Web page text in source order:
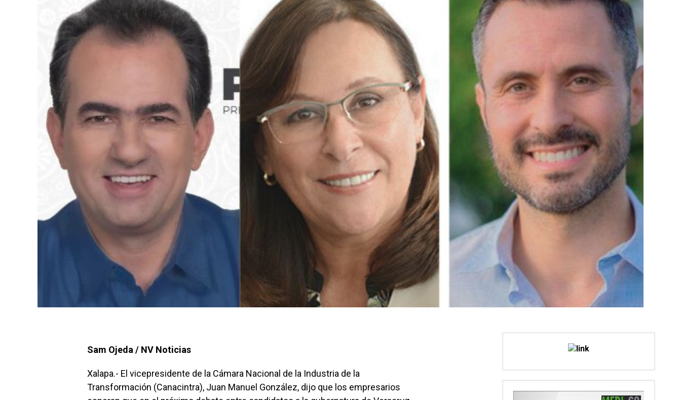
Sam Ojeda / NV Noticias
Xalapa.- El vicepresidente de la Cámara Nacional de la Industria de la
Transformación (Canacintra), Juan Manuel González, dijo que los empresarios